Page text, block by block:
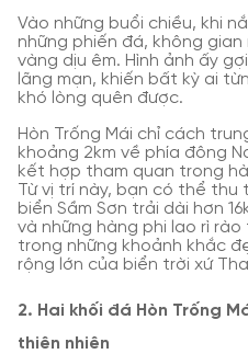
Vào những buổi chiều, khi
những phiến đá, không
vàng dịu êm. Hình ảnh ấy
lãng mạn, khiến bất kỳ ai
khó lòng quên được.
Hòn Trống Mái chỉ cách
khoảng 2km về phía đông
kết hợp tham quan trong
Từ vị trí này, bạn có thể
biển Sầm Sơn trải dài hơn
và những hàng phi lao rì
trong những khoảnh khắc
rộng lớn của biển trời xứ
2. Hai khối đá Hòn Trống
thiên nhiên